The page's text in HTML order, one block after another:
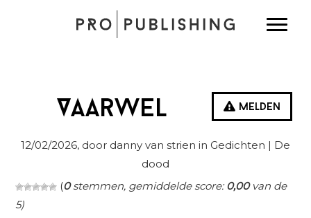
Melden
Vaarwel
12/02/2026, door danny van strien in Gedichten | De
dood
(0stemmen, gemiddelde score:0,00van de
5)